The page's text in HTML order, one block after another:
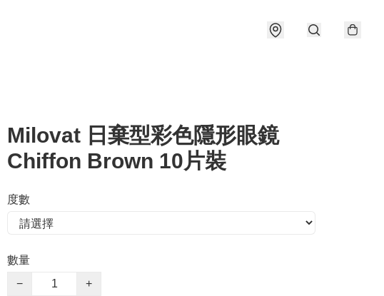
Milovat 日棄型彩色隱形眼鏡
Chiffon Brown 10片裝
度數
數量
−
+